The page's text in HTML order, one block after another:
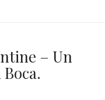
– Un